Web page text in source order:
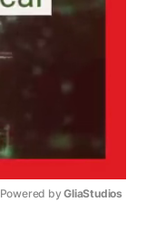
Powered by GliaStudios